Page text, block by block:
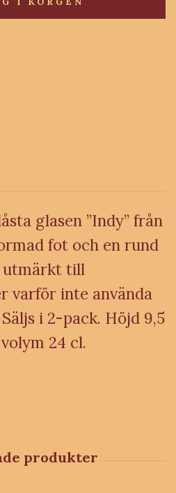
glasen ”Indy” från
fot och en rund
utmärkt till
varför inte använda
i 2-pack. Höjd 9,5
24 cl.